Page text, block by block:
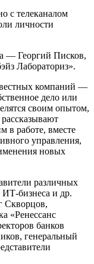
с телеканалом
личности
— Георгий Писков,
Лабораториз».
компаний —
дело или
своим опытом,
в работе, вместе
управления,
новых
различных
ИТ-бизнеса и др.
Скворцов,
«Ренессанс
банков
генеральный